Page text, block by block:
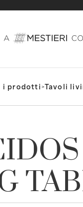
i prodotti>Tavoli